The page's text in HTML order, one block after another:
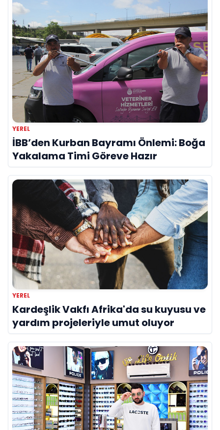
YEREL
İBB’den Kurban Bayramı Önlemi: Boğa
Yakalama Timi Göreve Hazır
YEREL
Kardeşlik Vakfı Afrika'da su kuyusu ve
yardım projeleriyle umut oluyor